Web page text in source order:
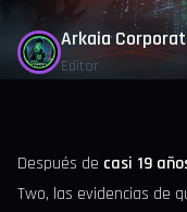
Arkaia
Editor
Después de casi 19
Two, las evidencias de